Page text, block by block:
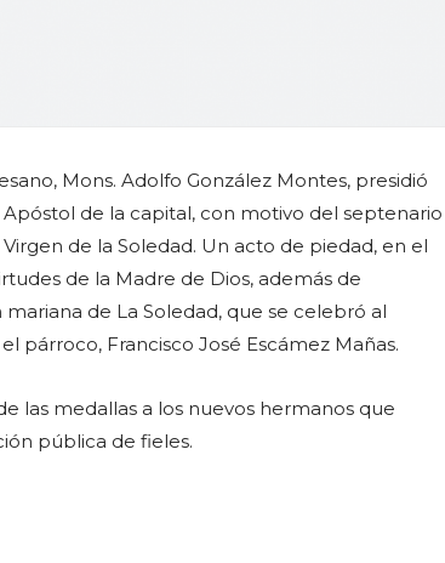
Mons. Adolfo González Montes, presidió
de la capital, con motivo del septenario
de la Soledad. Un acto de piedad, en el
de la Madre de Dios, además de
de La Soledad, que se celebró al
párroco, Francisco José Escámez Mañas.
las medallas a los nuevos hermanos que
pública de fieles.